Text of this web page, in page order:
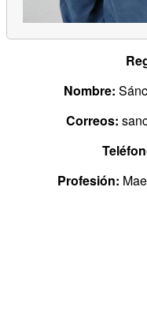
Nombre:
Correos:
Profesión: